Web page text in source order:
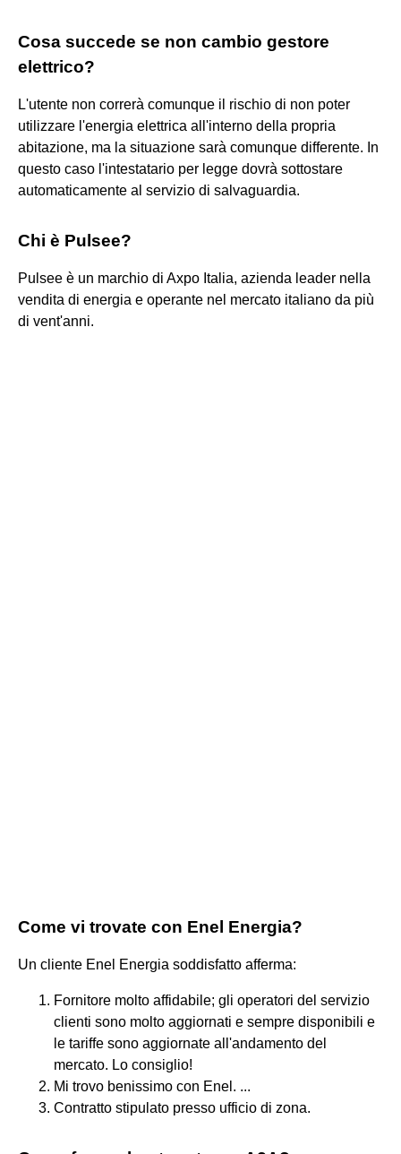
Cosa succede se non cambio gestore
elettrico?
L'utente non correrà comunque il rischio di non poter
utilizzare l'energia elettrica all'interno della propria
abitazione, ma la situazione sarà comunque differente. In
questo caso l'intestatario per legge dovrà sottostare
automaticamente al servizio di salvaguardia.
Chi è Pulsee?
Pulsee è un marchio di Axpo Italia, azienda leader nella
vendita di energia e operante nel mercato italiano da più
di vent'anni.
Come vi trovate con Enel Energia?
Un cliente Enel Energia soddisfatto afferma:
Fornitore molto affidabile; gli operatori del servizio
clienti sono molto aggiornati e sempre disponibili e
le tariffe sono aggiornate all'andamento del
mercato. Lo consiglio!
Mi trovo benissimo con Enel. ...
Contratto stipulato presso ufficio di zona.